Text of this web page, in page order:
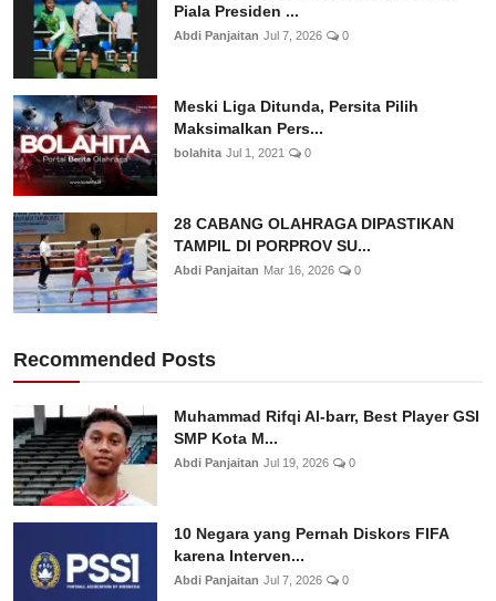
Piala Presiden ...
Abdi Panjaitan Jul 7, 2026 0
Meski Liga Ditunda, Persita Pilih
Maksimalkan Pers...
bolahita Jul 1, 2021 0
28 CABANG OLAHRAGA DIPASTIKAN
TAMPIL DI PORPROV SU...
Abdi Panjaitan Mar 16, 2026 0
Recommended Posts
Muhammad Rifqi Al-barr, Best Player GSI
SMP Kota M...
Abdi Panjaitan Jul 19, 2026 0
10 Negara yang Pernah Diskors FIFA
karena Interven...
Abdi Panjaitan Jul 7, 2026 0